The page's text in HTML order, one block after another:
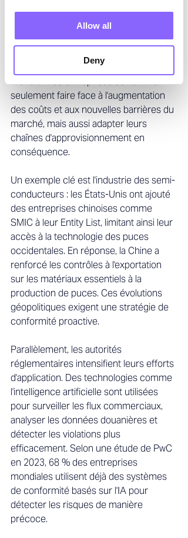
Allow all
Deny
protectionnistes — telles que les tarifs
de 25 % sur les produits européens
instaurés par l'administration Trump —
politiques impactent le commerce
mondial. Les entreprises doivent non
seulement faire face à l'augmentation
des coûts et aux nouvelles barrières du
marché, mais aussi adapter leurs
chaînes d'approvisionnement en
conséquence.
Un exemple clé est l'industrie des semi-
conducteurs : les États-Unis ont ajouté
des entreprises chinoises comme
SMIC à leur Entity List, limitant ainsi leur
accès à la technologie des puces
occidentales. En réponse, la Chine a
renforcé les contrôles à l'exportation
sur les matériaux essentiels à la
production de puces. Ces évolutions
géopolitiques exigent une stratégie de
conformité proactive.
Parallèlement, les autorités
réglementaires intensifient leurs efforts
d'application. Des technologies comme
l'intelligence artificielle sont utilisées
pour surveiller les flux commerciaux,
analyser les données douanières et
détecter les violations plus
efficacement. Selon une étude de PwC
en 2023, 68 % des entreprises
mondiales utilisent déjà des systèmes
de conformité basés sur l'IA pour
détecter les risques de manière
précoce.